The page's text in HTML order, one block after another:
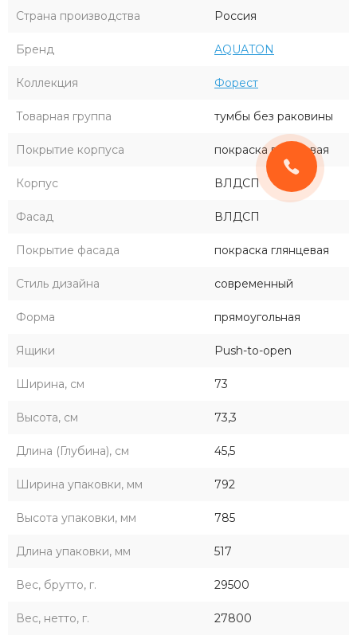
Страна производства Россия
Бренд AQUATON
Коллекция Форест
Товарная группа тумбы без раковины
Покрытие корпуса покраска глянцевая
Корпус ВЛДСП
Фасад ВЛДСП
Покрытие фасада покраска глянцевая
Стиль дизайна современный
Форма прямоугольная
Ящики Push-to-open
Ширина, см 73
Высота, см 73,3
Длина (Глубина), см 45,5
Ширина упаковки, мм 792
Высота упаковки, мм 785
Длина упаковки, мм 517
Вес, брутто, г. 29500
Вес, нетто, г. 27800